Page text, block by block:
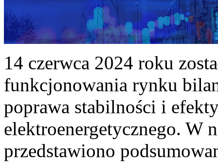
14 czerwca 2024 roku
funkcjonowania rynku
poprawa stabilności i
elektroenergetycznego. W
przedstawiono